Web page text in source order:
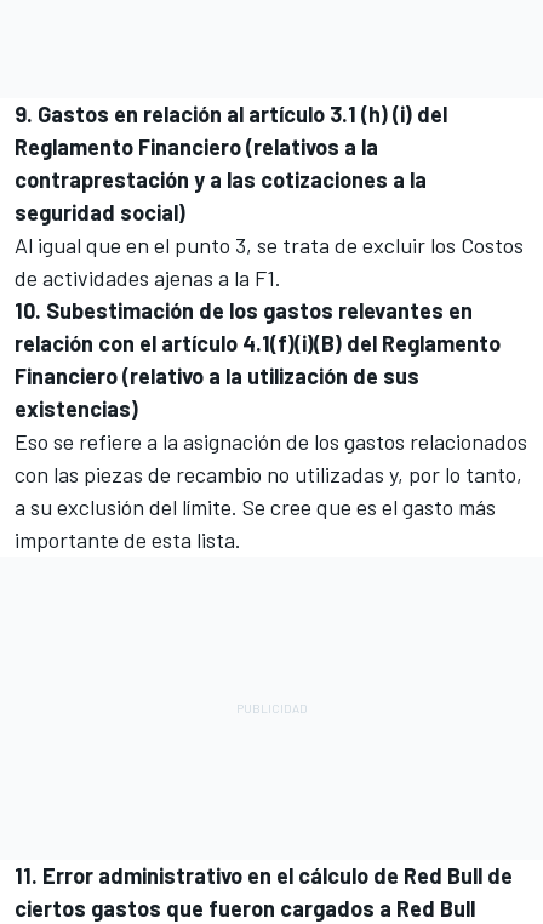
9. Gastos en relación al artículo 3.1 (h) (i) del
Reglamento Financiero (relativos a la
contraprestación y a las cotizaciones a la
seguridad social)
Al igual que en el punto 3, se trata de excluir los Costos
de actividades ajenas a la F1.
10. Subestimación de los gastos relevantes en
relación con el artículo 4.1(f)(i)(B) del Reglamento
Financiero (relativo a la utilización de sus
existencias)
Eso se refiere a la asignación de los gastos relacionados
con las piezas de recambio no utilizadas y, por lo tanto,
a su exclusión del límite. Se cree que es el gasto más
importante de esta lista.
11. Error administrativo en el cálculo de Red Bull de
ciertos gastos que fueron cargados a Red Bull